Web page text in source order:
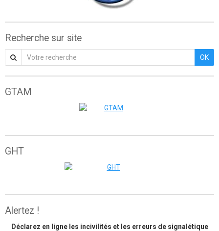
Recherche sur site
OK
GTAM
GHT
Alertez !
Déclarez en ligne les incivilités et les erreurs de signalétique